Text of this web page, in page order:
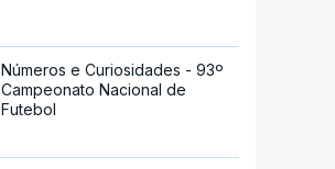
Números e Curiosidades - 93º
Campeonato Nacional de
Futebol